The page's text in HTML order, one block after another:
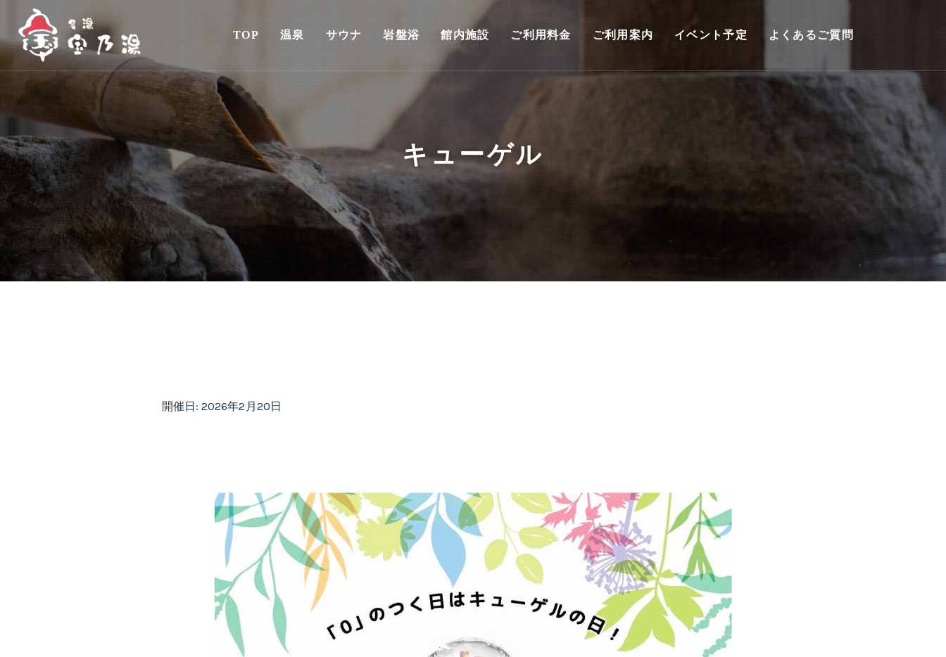
TOP 温泉 サウナ 岩盤浴 館内施設 ご利用料金 ご利用案内 イベント予定 よくあるご質問
キューゲル
開催日: 2026年2月20日